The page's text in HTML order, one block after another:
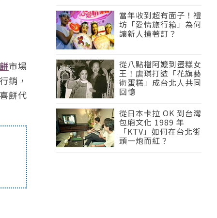
市場
銷，
餅代
當年收到超有面子！禮
坊「愛情旅行箱」為何
讓新人搶著訂？
從八點檔阿嬤到蛋糕女
王！唐琪打造「花旗藝
術蛋糕」成台北人共同
回憶
從日本卡拉 OK 到台灣
包廂文化 1989 年
「KTV」如何在台北街
頭一炮而紅？